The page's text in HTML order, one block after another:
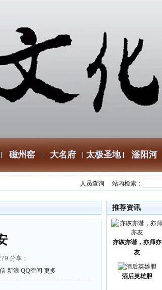
磁州窑 大名府 太极圣地 滏阳河
人员查询 站内检索：
分享：
新浪 QQ空间 更多
推荐资讯
亦诙亦谐，亦师亦
友
酒后英雄胆